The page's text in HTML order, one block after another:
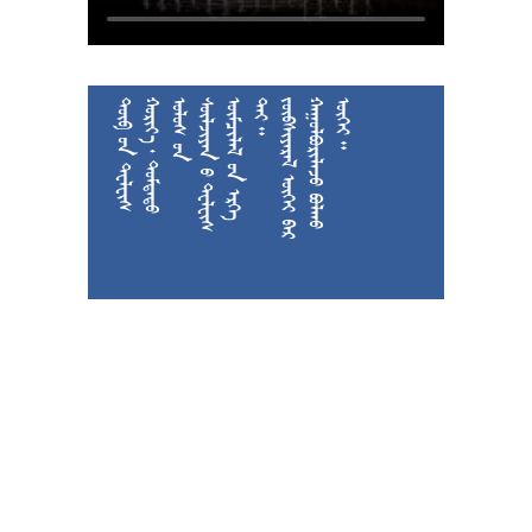

































































  






































 